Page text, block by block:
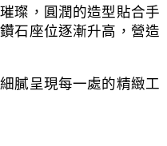
璨，圓潤的造型貼合手
石座位逐漸升高，營造
膩呈現每一處的精緻工